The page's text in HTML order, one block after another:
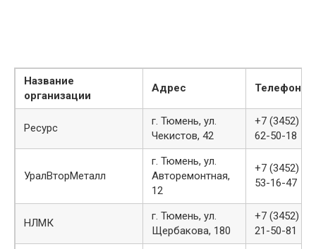
Название
организации
Адрес Телефон
Ресурс
г. Тюмень, ул.
Чекистов, 42
+7 (3452)
62-50-18
УралВторМеталл
г. Тюмень, ул.
Авторемонтная,
12
+7 (3452)
53-16-47
НЛМК
г. Тюмень, ул.
Щербакова, 180
+7 (3452)
21-50-81